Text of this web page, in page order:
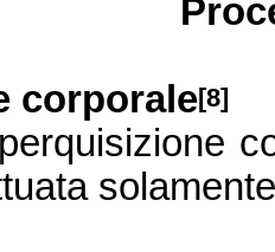
corporale[8]
so la